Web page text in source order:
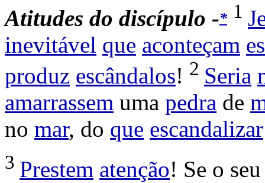
Atitudes do discípulo -* 1
inevitável que aconteçam
produz escândalos! 2 Seria
amarrassem uma pedra de
no mar, do que escandalizar
3 Prestem atenção! Se o